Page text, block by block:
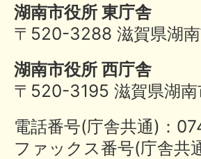
湖南市役所 東庁舎
〒520-3288 滋賀県湖
湖南市役所 西庁舎
〒520-3195 滋賀県湖南
電話番号(庁舎共通)：
ファックス番号(庁舎